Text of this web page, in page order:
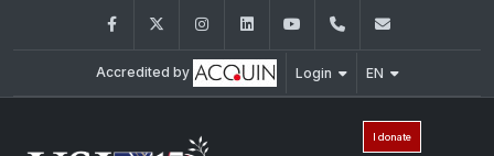
FacebookTwitter InstagramLinkedInYouTube+961 (1) 421 368
Accredited by Login EN
I donate